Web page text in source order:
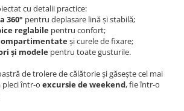
cu detalii practice:
360° pentru deplasare lină și stabilă;
reglabile pentru confort;
și curele de fixare;
și modele pentru toate gusturile.
de trolere de călătorie și găsește cel mai
într-o excursie de weekend, fie într-o